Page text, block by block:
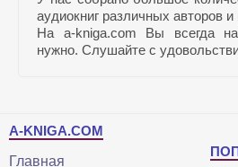
аудиокниг различных авторов
На a-kniga.com Вы всегда
нужно. Слушайте с
A-KNIGA.COM
Главная